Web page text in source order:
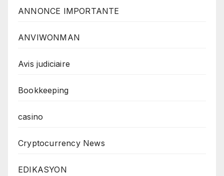
ANNONCE IMPORTANTE
ANVIWONMAN
Avis judiciaire
Bookkeeping
casino
Cryptocurrency News
EDIKASYON